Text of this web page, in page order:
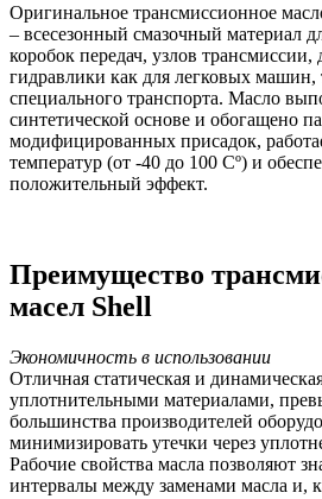
Оригинальное трансмиссионное
– всесезонный смазочный материал
коробок передач, узлов
гидравлики как для легковых машин,
специального транспорта. Масло
синтетической основе и обогащено
модифицированных присадок,
температур (от -40 до 100 Сº) и
положительный эффект.
Преимущество
масел Shell
Экономичность в использовании
Отличная статическая и
уплотнительными материалами,
большинства производителей
минимизировать утечки через
Рабочие свойства масла позволяют
интервалы между заменами масла и,